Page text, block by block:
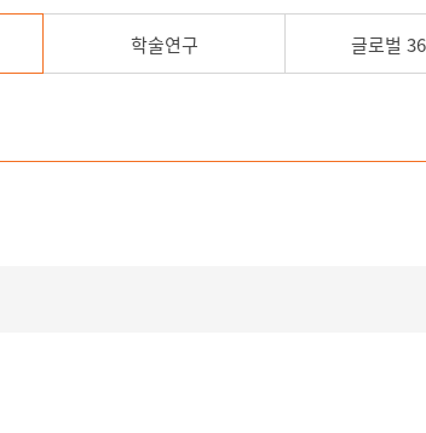
학술연구 글로벌